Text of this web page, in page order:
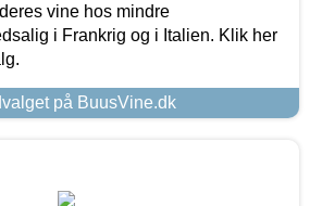
vine hos mindre
i Frankrig og i Italien. Klik her
på BuusVine.dk